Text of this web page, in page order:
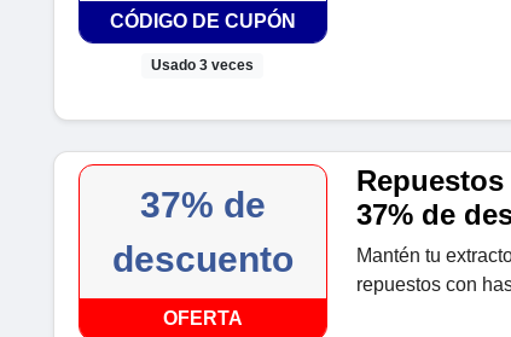
CÓDIGO DE CUPÓN
Usado 3 veces
37% de
descuento
OFERTA
37% de
Mantén tu
repuestos con